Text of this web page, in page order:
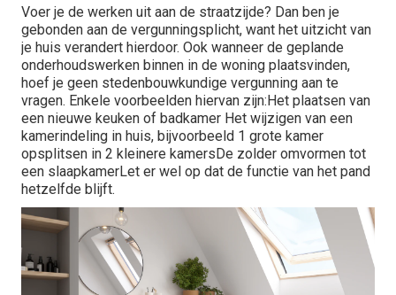
Voer je de werken uit aan de straatzijde? Dan ben je
gebonden aan de vergunningsplicht, want het uitzicht van
je huis verandert hierdoor. Ook wanneer de geplande
onderhoudswerken binnen in de woning plaatsvinden,
hoef je geen stedenbouwkundige vergunning aan te
vragen. Enkele voorbeelden hiervan zijn:Het plaatsen van
een nieuwe keuken of badkamer Het wijzigen van een
kamerindeling in huis, bijvoorbeeld 1 grote kamer
opsplitsen in 2 kleinere kamersDe zolder omvormen tot
een slaapkamerLet er wel op dat de functie van het pand
hetzelfde blijft.